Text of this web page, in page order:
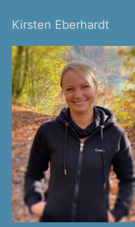
Kirsten Eberhardt